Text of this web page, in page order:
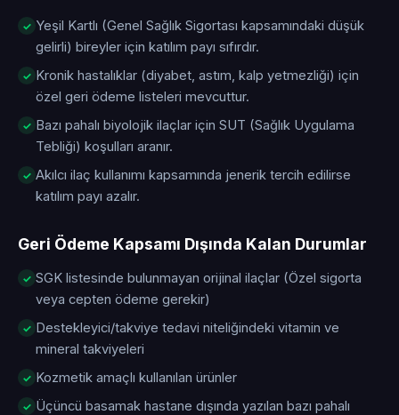
Yeşil Kartlı (Genel Sağlık Sigortası kapsamındaki düşük
gelirli) bireyler için katılım payı sıfırdır.
Kronik hastalıklar (diyabet, astım, kalp yetmezliği) için
özel geri ödeme listeleri mevcuttur.
Bazı pahalı biyolojik ilaçlar için SUT (Sağlık Uygulama
Tebliği) koşulları aranır.
Akılcı ilaç kullanımı kapsamında jenerik tercih edilirse
katılım payı azalır.
Geri Ödeme Kapsamı Dışında Kalan Durumlar
SGK listesinde bulunmayan orijinal ilaçlar (Özel sigorta
veya cepten ödeme gerekir)
Destekleyici/takviye tedavi niteliğindeki vitamin ve
mineral takviyeleri
Kozmetik amaçlı kullanılan ürünler
Üçüncü basamak hastane dışında yazılan bazı pahalı